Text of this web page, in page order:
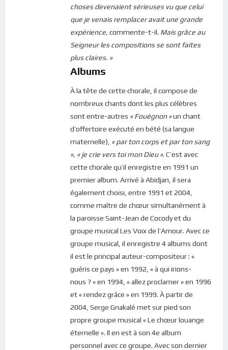
choses devenaient sérieuses vu que celui
que je venais remplacer avait une grande
expérience, commente-t-il. Mais grâce au
Seigneur les compositions se sont faites
plus claires. »
Albums
À la tête de cette chorale, il compose de
nombreux chants dont les plus célèbres
sont entre-autres « Fouégnon »un chant
d’offertoire exécuté en bété (sa langue
maternelle), « par ton corps et par ton sang
», « je crie vers toi mon Dieu ». C’est avec
cette chorale qu’il enregistre en 1991 un
premier album. Arrivé à Abidjan, il sera
également choisi, entre 1991 et 2004,
comme maître de chœur simultanément à
la paroisse Saint-Jean de Cocody et du
groupe musical Les Voix de l’Amour. Avec ce
groupe musical, il enregistre 4 albums dont
il est le principal auteur-compositeur : «
guéris ce pays » en 1992, « à qui irions-
nous ? » en 1994, « allez proclamer » en 1996
et « rendez grâce » en 1999. À partir de
2004, Serge Gnakalé met sur pied son
propre groupe musical « Le chœur louange
éternelle ». Il en est à son 4e album
personnel avec ce groupe. Avec son dernier